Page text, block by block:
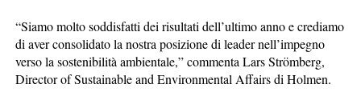
“Siamo molto soddisfatti dei risultati dell’ultimo anno e crediamo
di aver consolidato la nostra posizione di leader nell’impegno
verso la sostenibilità ambientale,” commenta Lars Strömberg,
Director of Sustainable and Environmental Affairs di Holmen.